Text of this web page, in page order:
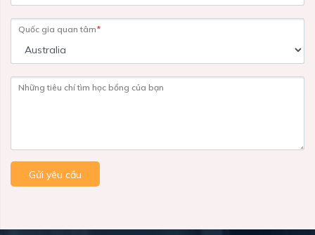
Quốc gia quan tâm*
Những tiêu chí tìm học bổng của bạn
Gửi yêu cầu